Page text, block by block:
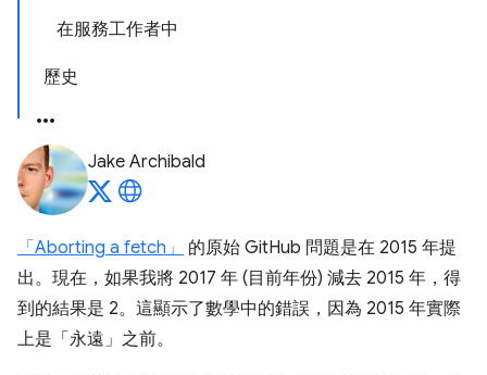
在服務工作者中
歷史
Jake Archibald
「Aborting a fetch」
的原始 GitHub 問題是在 2015 年提
出。現在，如果我將 2017 年 (目前年份) 減去 2015 年，得
到的結果是 2。這顯示了數學中的錯誤，因為 2015 年實際
上是「永遠」之前。